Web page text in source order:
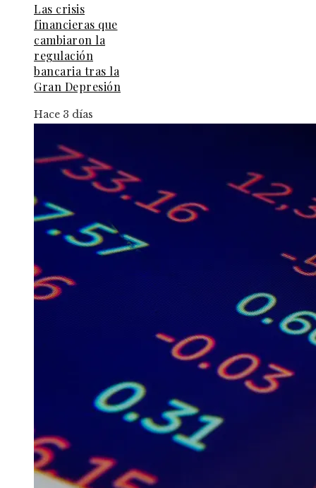
Las crisis
financieras que
cambiaron la
regulación
bancaria tras la
Gran Depresión
Hace 3 días